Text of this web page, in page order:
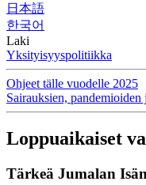
日本語
한국어
Laki
Yksityisyyspolitiikka
Ohjeet tälle vuodelle 2025
Sairauksien,
Loppuaikaiset
Tärkeä Jumalan